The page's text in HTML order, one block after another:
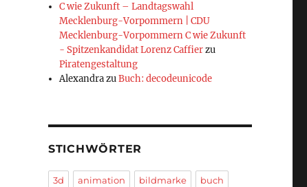
C wie Zukunft – Landtagswahl
Mecklenburg-Vorpommern | CDU
Mecklenburg-Vorpommern C wie Zukunft
- Spitzenkandidat Lorenz Caffierzu
Piratengestaltung
AlexandrazuBuch: decodeunicode
STICHWÖRTER
3d animation bildmarke buch